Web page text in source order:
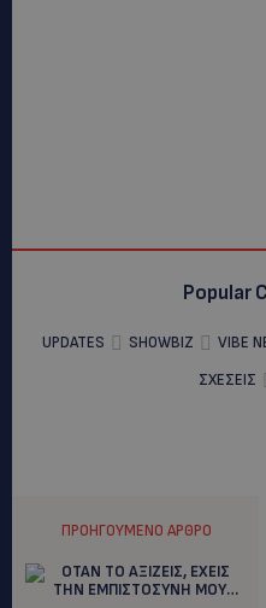
Popular
UPDATES SHOWBIZ VIBE
ΣΧΕΣΕΙΣ
ΠΡΟΗΓΟΎΜΕΝΟ ΆΡΘΡΟ